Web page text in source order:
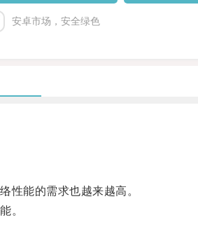
安卓市场，安全绿色
能的需求也越来越高。
。